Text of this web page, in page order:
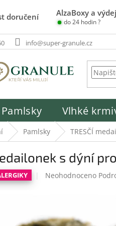
doručení AlzaBoxy a
do 24 hodin ?
info@super-granule.cz
Pamlsky Vlhké
Pamlsky TRESČÍ
s dýní
Průměrné
z
Neohodnoceno